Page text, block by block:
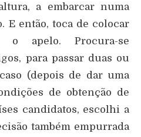
a embarcar numa
E então, toca de colocar
o apelo. Procura-se
para passar duas ou
(depois de dar uma
de obtenção de
candidatos, escolhi a
também empurrada